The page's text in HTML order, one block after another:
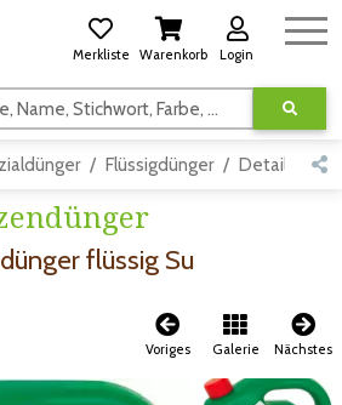
Merkliste Warenkorb Login
Suchen nach Kategorie, Name, Stichwort, Farbe, usw.
Flüssigdünger Detail
flüssig Su
Voriges Galerie Nächstes